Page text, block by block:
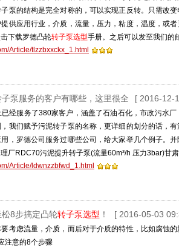
泵的结构是完全对称的，可以实现正反转。只需改
提供应用行业，介质，流量，压力，粘度，温度，或
下载罗德凸轮转子泵选型手册。之后可以发至我们
Article/tlzzbxxckx_1.html
泵服务的客户有哪些，这里很全 [ 2016-12-
经服务了380家客户，涵盖了石油石化，市政污水
我们赋予污泥转子泵的名称，更详细的划分的话，
，罗德公司服务过哪些公司，给大家举几个例子。
厂RDC70污泥提升转子泵(流量60m³/h 压力3bar)甘
Article/ldwnzzbfwd_1.html
8步搞定凸轮转子泵选型 ！ [ 2016-05-03
考虑流量，介质，而后对于介质的特性，比如腐蚀
注意的8个步骤